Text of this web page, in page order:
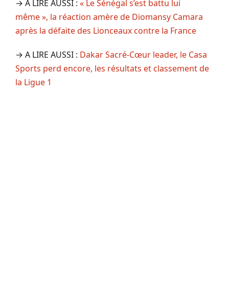
→ A LIRE AUSSI : « Le Sénégal s’est battu lui
même », la réaction amère de Diomansy Camara
après la défaite des Lionceaux contre la France
→ A LIRE AUSSI : Dakar Sacré-Cœur leader, le Casa
Sports perd encore, les résultats et classement de
la Ligue 1